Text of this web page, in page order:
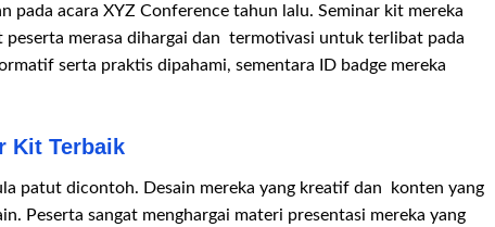
pada acara XYZ Conference tahun lalu. Seminar kit mereka
merasa dihargai dan termotivasi untuk terlibat pada
serta praktis dipahami, sementara ID badge mereka
Kit Terbaik
patut dicontoh. Desain mereka yang kreatif dan konten yang
Peserta sangat menghargai materi presentasi mereka yang